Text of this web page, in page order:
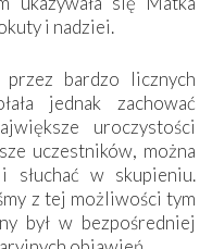
i nadziei.
bardzo licznych
jednak zachować
uroczystości
uczestników, można
w skupieniu.
z tej możliwości tym
był w bezpośredniej